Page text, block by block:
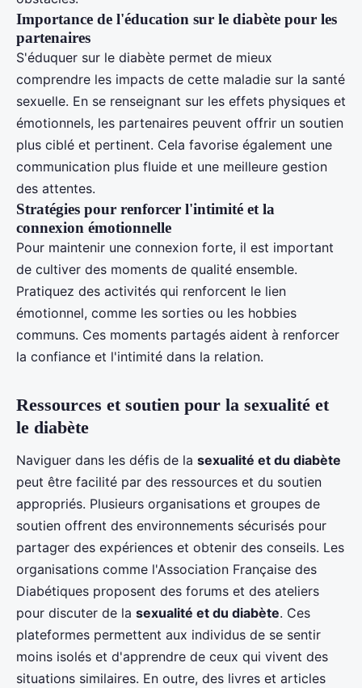
Importance de l'éducation sur le diabète pour les
partenaires
S'éduquer sur le diabète permet de mieux
comprendre les impacts de cette maladie sur la santé
sexuelle. En se renseignant sur les effets physiques et
émotionnels, les partenaires peuvent offrir un soutien
plus ciblé et pertinent. Cela favorise également une
communication plus fluide et une meilleure gestion
des attentes.
Stratégies pour renforcer l'intimité et la
connexion émotionnelle
Pour maintenir une connexion forte, il est important
de cultiver des moments de qualité ensemble.
Pratiquez des activités qui renforcent le lien
émotionnel, comme les sorties ou les hobbies
communs. Ces moments partagés aident à renforcer
la confiance et l'intimité dans la relation.
Ressources et soutien pour la sexualité et
le diabète
Naviguer dans les défis de la sexualité et du diabète
peut être facilité par des ressources et du soutien
appropriés. Plusieurs organisations et groupes de
soutien offrent des environnements sécurisés pour
partager des expériences et obtenir des conseils. Les
organisations comme l'Association Française des
Diabétiques proposent des forums et des ateliers
pour discuter de la sexualité et du diabète. Ces
plateformes permettent aux individus de se sentir
moins isolés et d'apprendre de ceux qui vivent des
situations similaires. En outre, des livres et articles